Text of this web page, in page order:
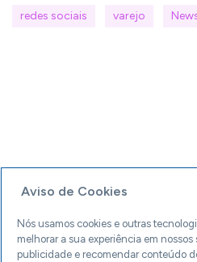
redes sociais varejo
Aviso de Cookies
Nós usamos cookies e outras
melhorar a sua experiência em
publicidade e recomendar conteúdo